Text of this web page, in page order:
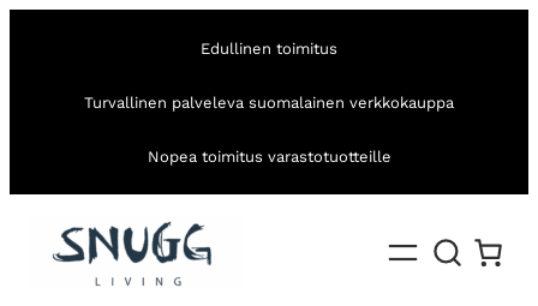
Edullinen toimitus
Turvallinen palveleva suomalainen verkkokauppa
Nopea toimitus varastotuotteille